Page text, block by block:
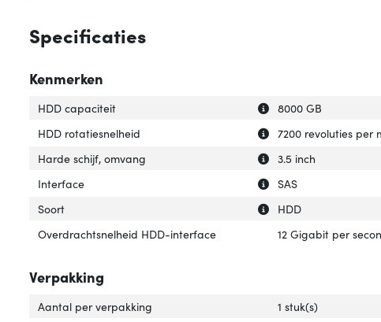
Specificaties
Kenmerken
Uitleg over 'HDD
Verberg uitleg over
HDD capaciteit
8000 GB
Uitleg over 'HDD
Verberg uitleg over
HDD rotatiesnelheid
7200 revoluties per
Uitleg over 'Harde
Verberg uitleg over
Harde schijf, omvang
3.5 inch
Uitleg over 'Interface'
Verberg uitleg over
Interface
SAS
Uitleg over 'Soort'
Verberg uitleg over
Soort
HDD
Overdrachtsnelheid HDD-interface
12 Gigabit per
Verpakking
Aantal per verpakking 1 stuk(s)